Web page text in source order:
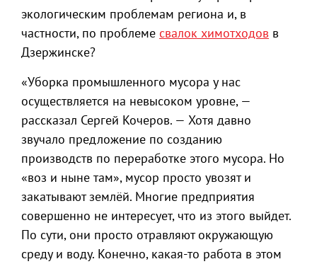
экологическим проблемам региона и, в
частности, по проблеме свалок химотходов в
Дзержинске?
«Уборка промышленного мусора у нас
осуществляется на невысоком уровне, —
рассказал Сергей Кочеров. — Хотя давно
звучало предложение по созданию
производств по переработке этого мусора. Но
«воз и ныне там», мусор просто увозят и
закатывают землёй. Многие предприятия
совершенно не интересует, что из этого выйдет.
По сути, они просто отравляют окружающую
среду и воду. Конечно, какая-то работа в этом